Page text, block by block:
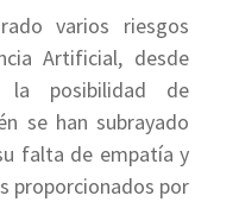
varios riesgos
Artificial, desde
la posibilidad de
se han subrayado
falta de empatía y
proporcionados por